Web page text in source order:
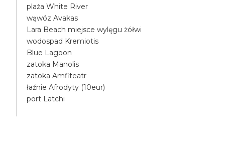
plaża White River
wąwóz Avakas
Lara Beach miejsce wylęgu żółwi
wodospad Kremiotis
Blue Lagoon
zatoka Manolis
zatoka Amfiteatr
łaźnie Afrodyty (10eur)
port Latchi